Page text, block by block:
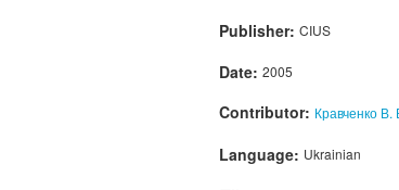
Publisher: CIUS
Date: 2005
Contributor: Кравченко В.
Language: Ukrainian